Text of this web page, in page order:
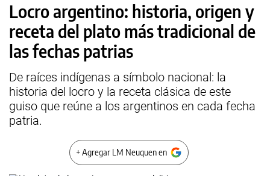
Locro argentino: historia, origen y
receta del plato más tradicional de
las fechas patrias
De raíces indígenas a símbolo nacional: la
historia del locro y la receta clásica de este
guiso que reúne a los argentinos en cada fecha
patria.
+ Agregar LM Neuquen en